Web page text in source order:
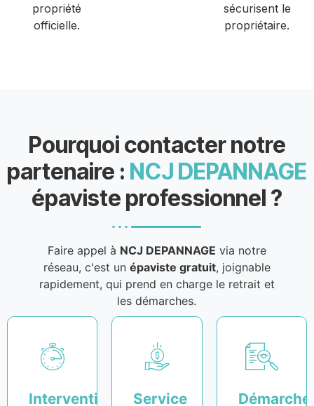
propriété
officielle.
sécurisent le
propriétaire.
Pourquoi contacter notre
partenaire : NCJ DEPANNAGE
épaviste professionnel ?
Faire appel à NCJ DEPANNAGE via notre
réseau, c'est un épaviste gratuit, joignable
rapidement, qui prend en charge le retrait et
les démarches.
Intervention
Service